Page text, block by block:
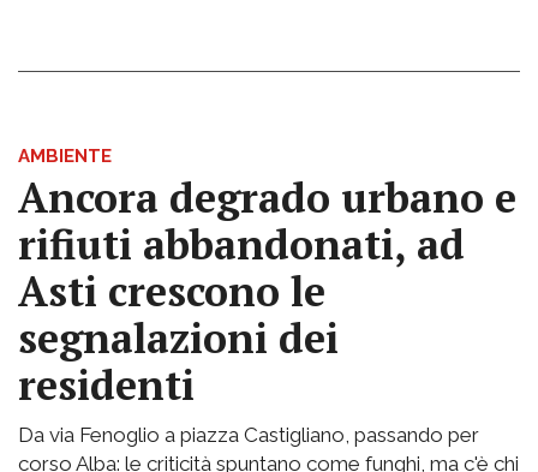
AMBIENTE
Ancora degrado urbano e
rifiuti abbandonati, ad
Asti crescono le
segnalazioni dei
residenti
Da via Fenoglio a piazza Castigliano, passando per
corso Alba: le criticità spuntano come funghi, ma c'è chi